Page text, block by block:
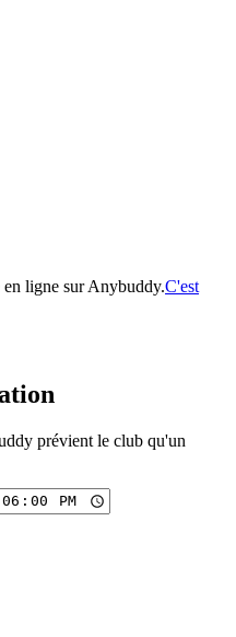
en ligne sur Anybuddy.C'est
prévient le club qu'un